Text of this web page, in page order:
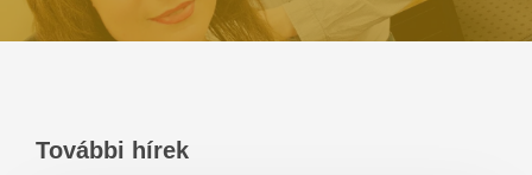
További hírek